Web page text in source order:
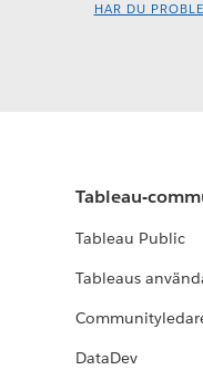
HAR DU
Tableau-
Tableau Public
Tableaus
DataDev